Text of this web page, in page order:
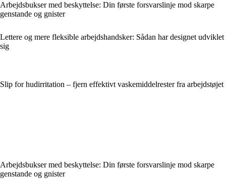
Arbejdsbukser med beskyttelse: Din første forsvarslinje mod skarpe
genstande og gnister
Lettere og mere fleksible arbejdshandsker: Sådan har designet udviklet
sig
Slip for hudirritation – fjern effektivt vaskemiddelrester fra arbejdstøjet
Arbejdsbukser med beskyttelse: Din første forsvarslinje mod skarpe
genstande og gnister